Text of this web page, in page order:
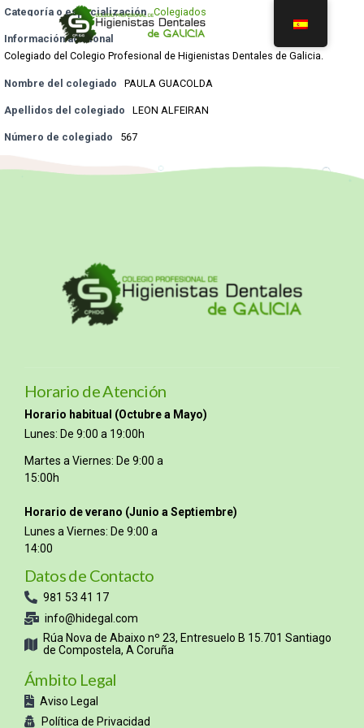
Categoría o especialización Colegiados
Información adicional
Colegiado del Colegio Profesional de Higienistas Dentales de Galicia.
Nombre del colegiado PAULA GUACOLDA
Apellidos del colegiado LEON ALFEIRAN
Número de colegiado 567
Horario de Atención
Horario habitual (Octubre a Mayo)
Lunes: De 9:00 a 19:00h
Martes a Viernes: De 9:00 a
15:00h
Horario de verano (Junio a Septiembre)
Lunes a Viernes: De 9:00 a
14:00
Datos de Contacto
981 53 41 17
info@hidegal.com
Rúa Nova de Abaixo nº 23, Entresuelo B 15.701 Santiago
de Compostela, A Coruña
Ámbito Legal
Aviso Legal
Política de Privacidad